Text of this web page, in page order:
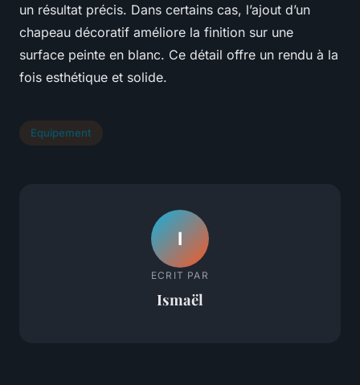
un résultat précis. Dans certains cas, l’ajout d’un
chapeau décoratif améliore la finition sur une
surface peinte en blanc. Ce détail offre un rendu à la
fois esthétique et solide.
Equipement
I
ECRIT PAR
Ismaël